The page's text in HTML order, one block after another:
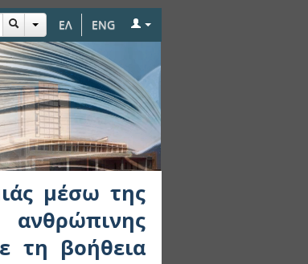
ΕΛ ENG
και
χορούς με τη
μέσω της
τη βοήθεια